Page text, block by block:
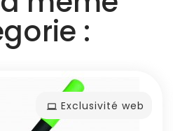
:
Exclusivité web